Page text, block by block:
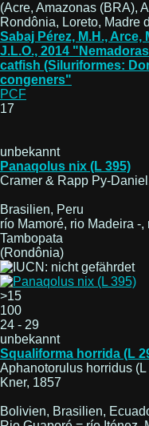
(Acre, Amazonas (BRA),
Rondônia, Loreto, Madre
Sabaj Pérez, M.H.,
J.L.O., 2014
catfish (Siluriformes:
congeners"
PCF
17
unbekannt
Panaqolus nix (L 395)
Cramer & Rapp Py-
Brasilien, Peru
río Mamoré, rio Madeira -
Tambopata
(Rondônia)
>15
100
24 - 29
unbekannt
Squaliforma horrida (L
Aphanotorulus horridus (L
Kner, 1857
Bolivien, Brasilien,